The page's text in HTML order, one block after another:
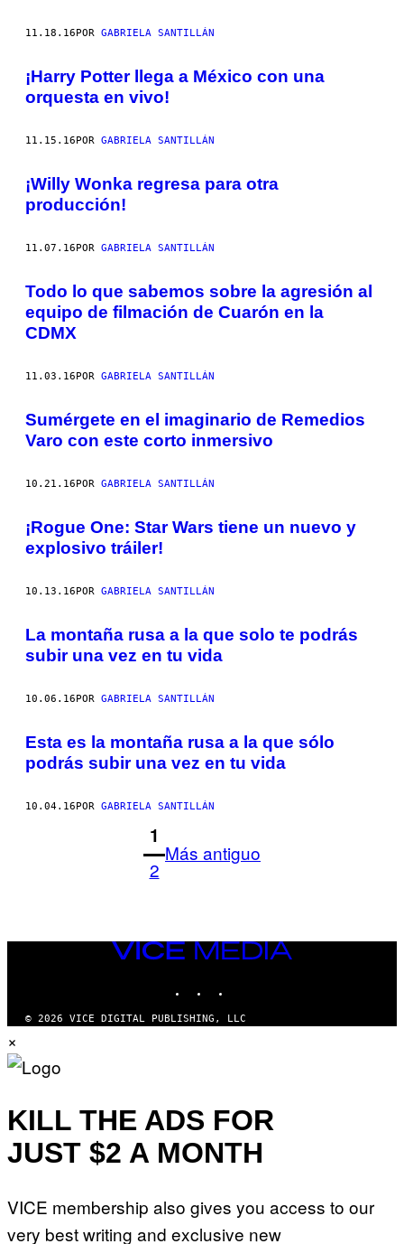
11.18.16POR GABRIELA SANTILLÁN
¡Harry Potter llega a México con una
orquesta en vivo!
11.15.16POR GABRIELA SANTILLÁN
¡Willy Wonka regresa para otra
producción!
11.07.16POR GABRIELA SANTILLÁN
Todo lo que sabemos sobre la agresión al
equipo de filmación de Cuarón en la
CDMX
11.03.16POR GABRIELA SANTILLÁN
Sumérgete en el imaginario de Remedios
Varo con este corto inmersivo
10.21.16POR GABRIELA SANTILLÁN
¡Rogue One: Star Wars tiene un nuevo y
explosivo tráiler!
10.13.16POR GABRIELA SANTILLÁN
La montaña rusa a la que solo te podrás
subir una vez en tu vida
10.06.16POR GABRIELA SANTILLÁN
Esta es la montaña rusa a la que sólo
podrás subir una vez en tu vida
10.04.16POR GABRIELA SANTILLÁN
1
2
Más antiguo
VICE
MEDIA
© 2026 VICE DIGITAL PUBLISHING, LLC
×
KILL THE ADS FOR
JUST $2 A MONTH
VICE membership also gives you access to our
very best writing and exclusive new